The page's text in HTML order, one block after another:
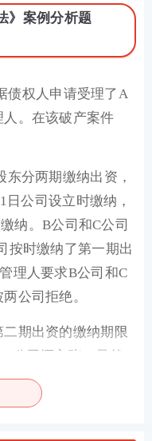
》案例分析题
债权人申请受理了A
。在该破产案件
东分两期缴纳出资，
公司设立时缴纳，
纳。B公司和C公司
按时缴纳了第一期出
理人要求B公司和C
公司拒绝。
期出资的缴纳期限
一期出资，但由于
超过诉讼时效期